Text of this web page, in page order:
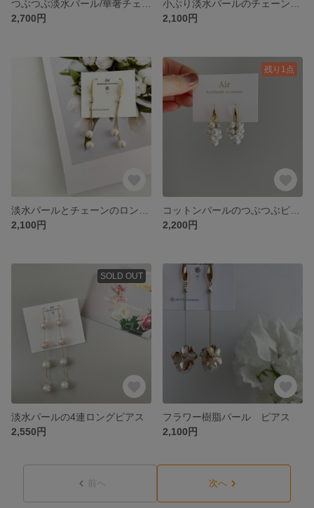
2,700円
2,100円
2,100円
残り1点
2,200円
SOLD OUT
淡水パールの4連ロングピアス
2,550円
フラワー樹脂パール ピアス
2,100円
前へ 次へ